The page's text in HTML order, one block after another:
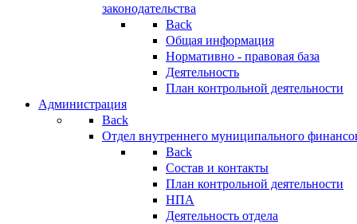
законодательства
Back
Общая информация
Нормативно - правовая база
Деятельность
План контрольной деятельности
Администрация
Back
Отдел внутреннего муниципального
Back
Состав и контакты
План контрольной деятельности
НПА
Деятельность отдела